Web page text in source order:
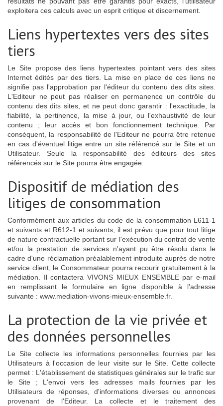
exploitera ces calculs avec un esprit critique et discernement.
Liens hypertextes vers des sites
tiers
Le Site propose des liens hypertextes pointant vers des sites
Internet édités par des tiers. La mise en place de ces liens ne
signifie pas l'approbation par l'éditeur du contenu des dits sites.
L'Editeur ne peut pas réaliser en permanence un contrôle du
contenu des dits sites, et ne peut donc garantir : l'exactitude, la
fiabilité, la pertinence, la mise à jour, ou l'exhaustivité de leur
contenu ; leur accès et bon fonctionnement technique. Par
conséquent, la responsabilité de l'Editeur ne pourra être retenue
en cas d'éventuel litige entre un site référencé sur le Site et un
Utilisateur. Seule la responsabilité des éditeurs des sites
référencés sur le Site pourra être engagée.
Dispositif de médiation des
litiges de consommation
Conformément aux articles du code de la consommation L611-1
et suivants et R612-1 et suivants, il est prévu que pour tout litige
de nature contractuelle portant sur l'exécution du contrat de vente
et/ou la prestation de services n'ayant pu être résolu dans le
cadre d'une réclamation préalablement introduite auprès de notre
service client, le Consommateur pourra recourir gratuitement à la
médiation. Il contactera VIVONS MIEUX ENSEMBLE par e-mail
en remplissant le formulaire en ligne disponible à l'adresse
suivante : www.mediation-vivons-mieux-ensemble.fr.
La protection de la vie privée et
des données personnelles
Le Site collecte les informations personnelles fournies par les
Utilisateurs à l'occasion de leur visite sur le Site. Cette collecte
permet : L'établissement de statistiques générales sur le trafic sur
le Site ; L'envoi vers les adresses mails fournies par les
Utilisateurs de réponses, d'informations diverses ou annonces
provenant de l'Editeur. La collecte et le traitement des